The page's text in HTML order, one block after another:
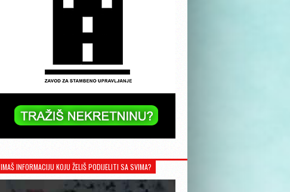
IMAŠ INFORMACIJU KOJU ŽELIŠ PODIJELITI SA SVIMA?